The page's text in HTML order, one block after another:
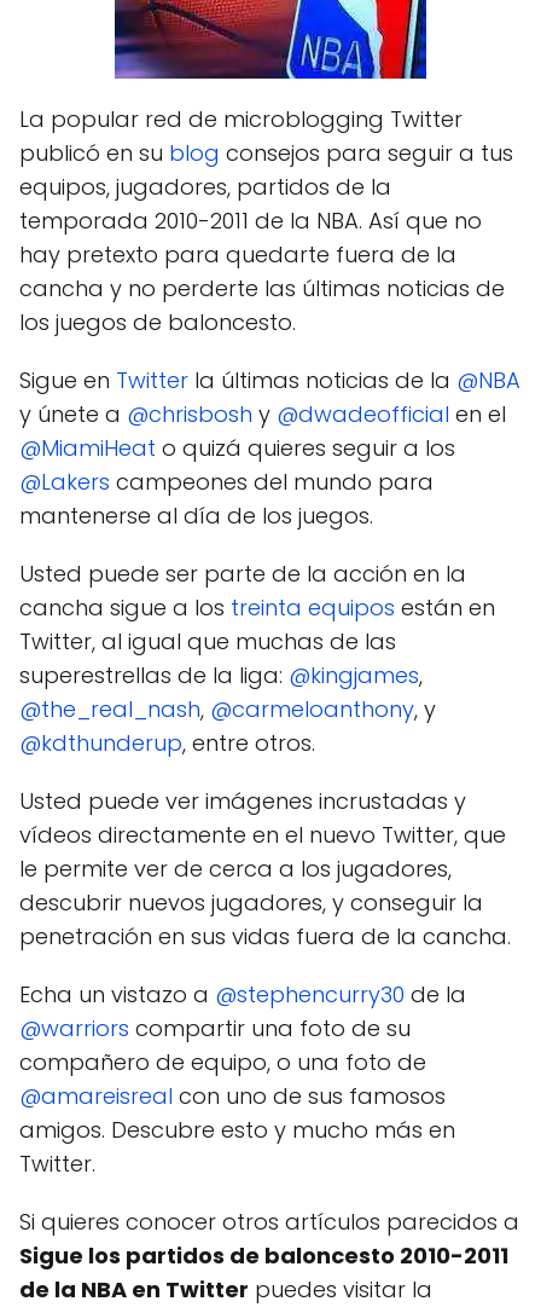
La popular red de microblogging Twitter
publicó en su blog consejos para seguir a tus
equipos, jugadores, partidos de la
temporada 2010-2011 de la NBA. Así que no
hay pretexto para quedarte fuera de la
cancha y no perderte las últimas noticias de
los juegos de baloncesto.
Sigue en Twitter la últimas noticias de la @NBA
y únete a @chrisbosh y @dwadeofficial en el
@MiamiHeat o quizá quieres seguir a los
@Lakers campeones del mundo para
mantenerse al día de los juegos.
Usted puede ser parte de la acción en la
cancha sigue a los treinta equipos están en
Twitter, al igual que muchas de las
superestrellas de la liga: @kingjames,
@the_real_nash, @carmeloanthony, y
@kdthunderup, entre otros.
Usted puede ver imágenes incrustadas y
vídeos directamente en el nuevo Twitter, que
le permite ver de cerca a los jugadores,
descubrir nuevos jugadores, y conseguir la
penetración en sus vidas fuera de la cancha.
Echa un vistazo a @stephencurry30 de la
@warriors compartir una foto de su
compañero de equipo, o una foto de
@amareisreal con uno de sus famosos
amigos. Descubre esto y mucho más en
Twitter.
Si quieres conocer otros artículos parecidos a
Sigue los partidos de baloncesto 2010-2011
de la NBA en Twitter puedes visitar la